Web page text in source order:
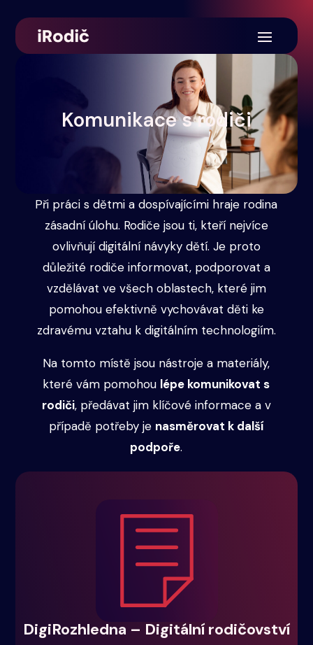
Komunikace s rodiči
Při práci s dětmi a dospívajícími hraje rodina
zásadní úlohu. Rodiče jsou ti, kteří nejvíce
ovlivňují digitální návyky dětí. Je proto
důležité rodiče informovat, podporovat a
vzdělávat ve všech oblastech, které jim
pomohou efektivně vychovávat děti ke
zdravému vztahu k digitálním technologiím.
Na tomto místě jsou nástroje a materiály,
které vám pomohou lépe komunikovat s
rodiči, předávat jim klíčové informace a v
případě potřeby je nasměrovat k další
podpoře.
DigiRozhledna – Digitální rodičovství